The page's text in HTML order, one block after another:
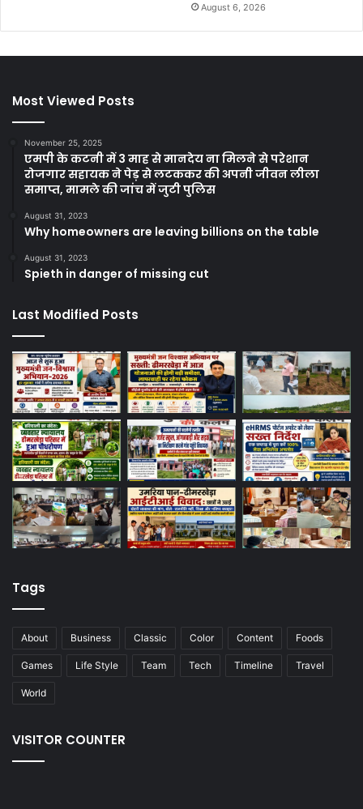
August 6, 2026
Most Viewed Posts
November 25, 2025
एमपी के कटनी में 3 माह से मानदेय ना मिलने से परेशान
रोजगार सहायक ने पेड़ से लटककर की अपनी जीवन लीला
समाप्त, मामले की जांच में जुटी पुलिस
August 31, 2023
Why homeowners are leaving billions on the table
August 31, 2023
Spieth in danger of missing cut
Last Modified Posts
Tags
About Business Classic Color Content Foods
Games Life Style Team Tech Timeline Travel
World
VISITOR COUNTER